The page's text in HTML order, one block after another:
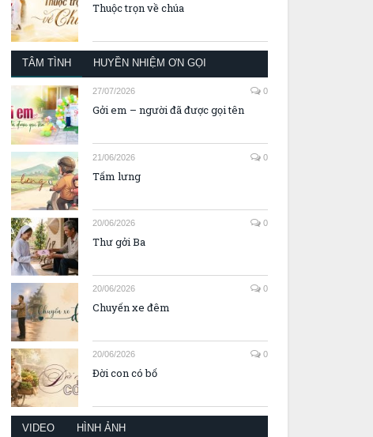
Thuộc trọn về chúa
TÂM TÌNH HUYỀN NHIỆM ƠN GỌI
27/07/2026 0
Gởi em – người đã được gọi tên
21/06/2026 0
Tấm lưng
20/06/2026 0
Thư gởi Ba
20/06/2026 0
Chuyến xe đêm
20/06/2026 0
Đời con có bố
VIDEO HÌNH ẢNH